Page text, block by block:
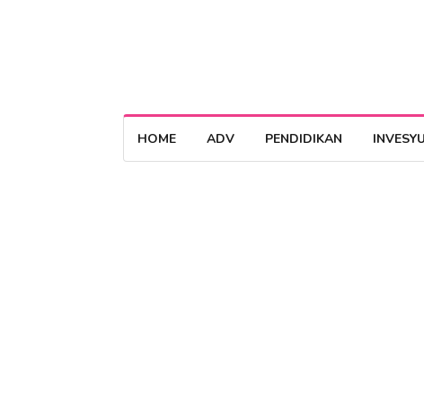
HOME ADV PENDIDIKAN